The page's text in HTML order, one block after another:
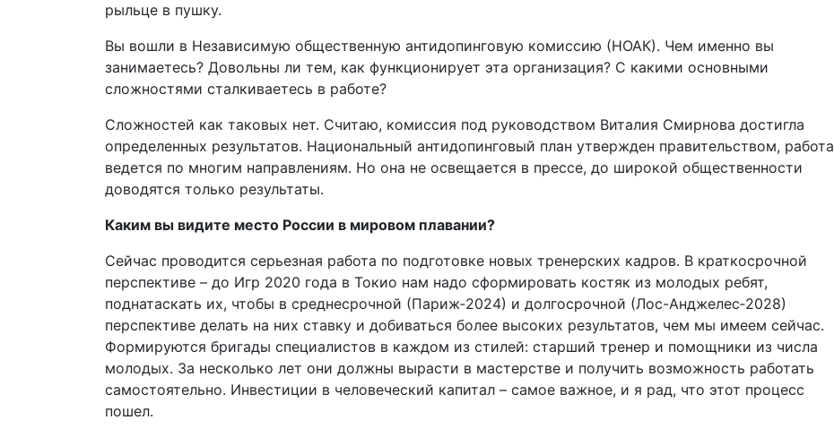
рыльце в пушку.
Вы вошли в Независимую общественную антидопинговую комиссию (НОАК). Чем именно вы
занимаетесь? Довольны ли тем, как функционирует эта организация? С какими основными
сложностями сталкиваетесь в работе?
Сложностей как таковых нет. Считаю, комиссия под руководством Виталия Смирнова достигла
определенных результатов. Национальный антидопинговый план утвержден правительством, работа
ведется по многим направлениям. Но она не освещается в прессе, до широкой общественности
доводятся только результаты.
Каким вы видите место России в мировом плавании?
Сейчас проводится серьезная работа по подготовке новых тренерских кадров. В краткосрочной
перспективе – до Игр 2020 года в Токио нам надо сформировать костяк из молодых ребят,
поднатаскать их, чтобы в среднесрочной (Париж‑2024) и долгосрочной (Лос-Анджелес‑2028)
перспективе делать на них ставку и добиваться более высоких результатов, чем мы имеем сейчас.
Формируются бригады специалистов в каждом из стилей: старший тренер и помощники из числа
молодых. За несколько лет они должны вырасти в мастерстве и получить возможность работать
самостоятельно. Инвестиции в человеческий капитал – самое важное, и я рад, что этот процесс
пошел.